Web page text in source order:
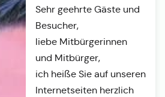
Sehr geehrte Gäste und
Besucher,
liebe Mitbürgerinnen
und Mitbürger,
ich heiße Sie auf unseren
Internetseiten herzlich